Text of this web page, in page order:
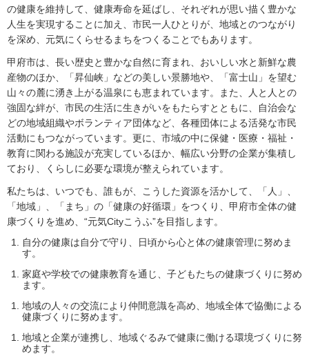
の健康を維持して、健康寿命を延ばし、それぞれが思い描く豊かな
人生を実現することに加え、市民一人ひとりが、地域とのつながり
を深め、元気にくらせるまちをつくることでもあります。
甲府市は、長い歴史と豊かな自然に育まれ、おいしい水と新鮮な農
産物のほか、「昇仙峡」などの美しい景勝地や、「富士山」を望む
山々の麓に湧き上がる温泉にも恵まれています。また、人と人との
強固な絆が、市民の生活に生きがいをもたらすとともに、自治会な
どの地域組織やボランティア団体など、各種団体による活発な市民
活動にもつながっています。更に、市域の中に保健・医療・福祉・
教育に関わる施設が充実しているほか、幅広い分野の企業が集積し
ており、くらしに必要な環境が整えられています。
私たちは、いつでも、誰もが、こうした資源を活かして、「人」、
「地域」、「まち」の「健康の好循環」をつくり、甲府市全体の健
康づくりを進め、“元気Cityこうふ”を目指します。
自分の健康は自分で守り、日頃から心と体の健康管理に努めま
す。
家庭や学校での健康教育を通じ、子どもたちの健康づくりに努め
ます。
地域の人々の交流により仲間意識を高め、地域全体で協働による
健康づくりに努めます。
地域と企業が連携し、地域ぐるみで健康に働ける環境づくりに努
めます。